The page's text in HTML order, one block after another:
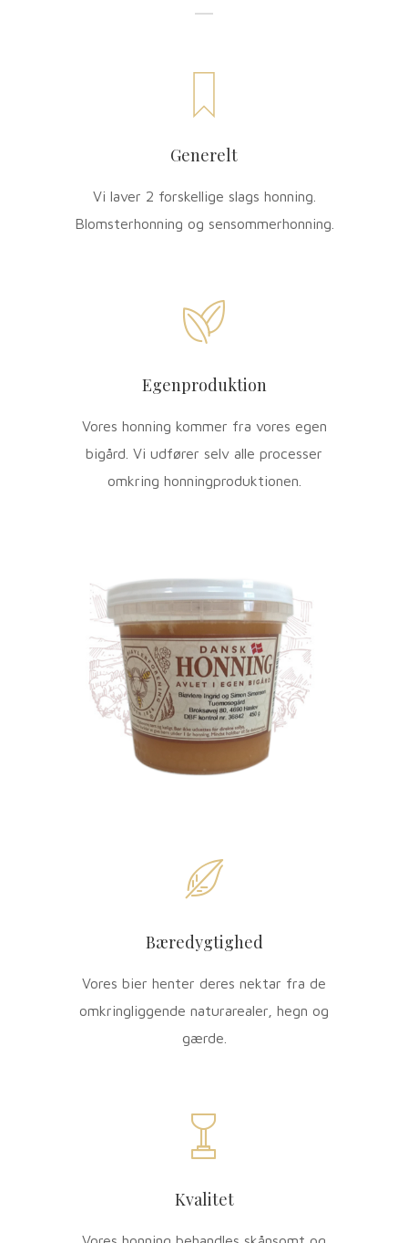
Generelt
Vi laver 2 forskellige slags honning.
Blomsterhonning og sensommerhonning.
Egenproduktion
Vores honning kommer fra vores egen
bigård. Vi udfører selv alle processer
omkring honningproduktionen.
Bæredygtighed
Vores bier henter deres nektar fra de
omkringliggende naturarealer, hegn og
gærde.
Kvalitet